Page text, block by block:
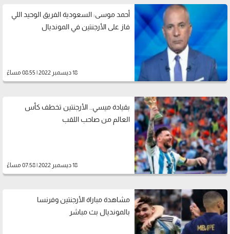
أحمد موسى: السعودية الفريق الوحيد اللي
فاز على الأرجنتين في المونديال
18 ديسمبر 2022 | 08:55 مساءً
بقيادة ميسي.. الأرجنتين تخطف كأس
العالم من صاحب اللقب
18 ديسمبر 2022 | 07:58 مساءً
مشاهدة مباراة الأرجنتين وفرنسا
بالمونديال بث مباشر